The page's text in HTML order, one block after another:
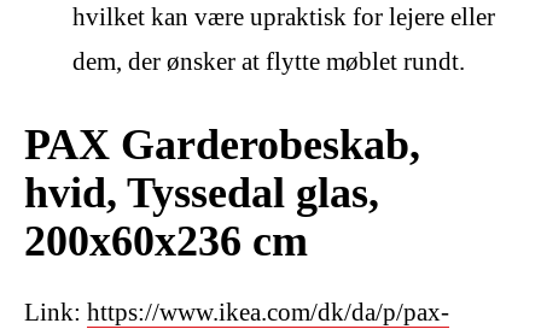
hvilket kan være upraktisk for lejere eller
dem, der ønsker at flytte møblet rundt.
PAX Garderobeskab,
hvid, Tyssedal glas,
200x60x236 cm
Link: https://www.ikea.com/dk/da/p/pax-